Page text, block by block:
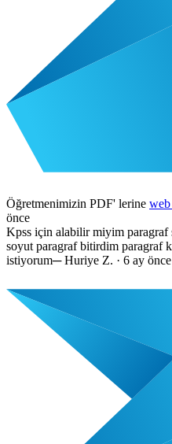
Öğretmenimizin PDF' lerine web
önce
Kpss için alabilir miyim paragraf
soyut paragraf bitirdim paragraf
istiyorum─Huriye Z. · 6 ay önce